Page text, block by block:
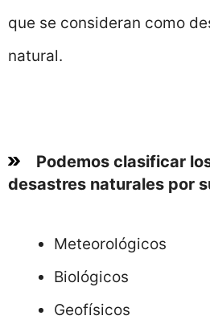
que se consideran como
natural.
Podemos clasificar
desastres naturales por
Meteorológicos
Biológicos
Geofísicos